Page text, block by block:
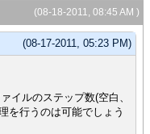
(08-18-2011, 08:45 AM )
(08-17-2011, 05:23 PM)
イルのステップ数(空白、
を行うのは可能でしょう